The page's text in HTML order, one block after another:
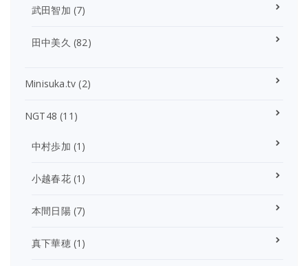
武田智加 (7)
田中美久 (82)
Minisuka.tv (2)
NGT48 (11)
中村歩加 (1)
小越春花(1)
本間日陽(7)
真下華穂(1)